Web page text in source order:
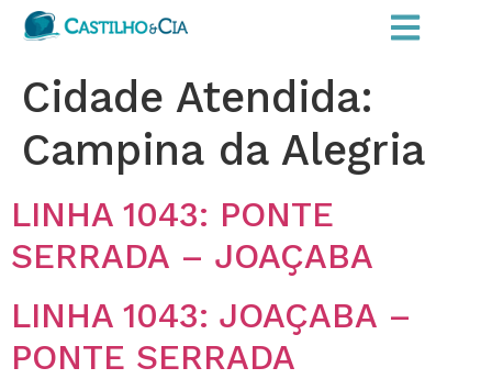
Cidade Atendida:
Campina da Alegria
LINHA 1043: PONTE
SERRADA – JOAÇABA
LINHA 1043: JOAÇABA –
PONTE SERRADA